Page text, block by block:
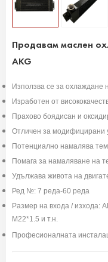
Продавам маслен
AKG
Използва се за охлаждане
Изработен от
Прахово боядисан и
Отличен за модифицирани
Потенциално намалява
Помага за намаляване на
Удължава живота на
Ред №: 7 реда-60 реда
Размер на входа / изхода:
M22*1.5 и т.н.
Професионалната